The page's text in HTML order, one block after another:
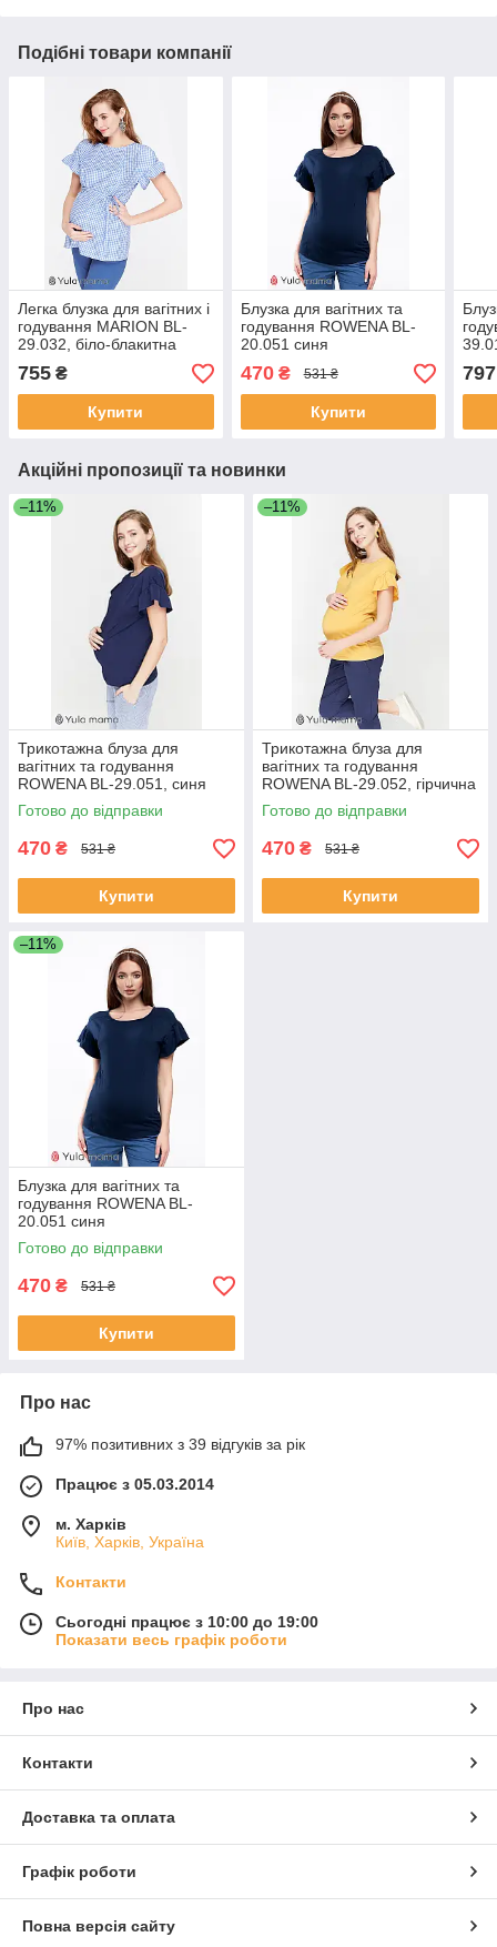
Подібні товари компанії
Легка блузка для вагітних і
годування MARION BL-
29.032, біло-блакитна
клітка S
755 ₴
Купити
Блузка для вагітних та
годування ROWENA BL-
20.051 синя
470₴ 531 ₴
Купити
797
Акційні пропозиції та новинки
–11%
Трикотажна блуза для
вагітних та годування
ROWENA BL-29.051, синя
Готово до відправки
470 ₴ 531 ₴
Купити
–11%
Трикотажна блуза для
вагітних та годування
ROWENA BL-29.052, гірчична
Готово до відправки
470 ₴ 531 ₴
Купити
–11%
Блузка для вагітних та
годування ROWENA BL-
20.051 синя
Готово до відправки
470 ₴ 531 ₴
Купити
Про нас
97% позитивних з 39 відгуків за рік
Працює з 05.03.2014
м. Харків
Київ, Харків, Україна
Контакти
Сьогодні працює з 10:00 до 19:00
Показати весь графік роботи
Про нас
Контакти
Доставка та оплата
Графік роботи
Повна версія сайту